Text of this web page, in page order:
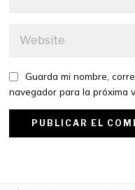
Guarda mi nombre,
navegador para la próxima